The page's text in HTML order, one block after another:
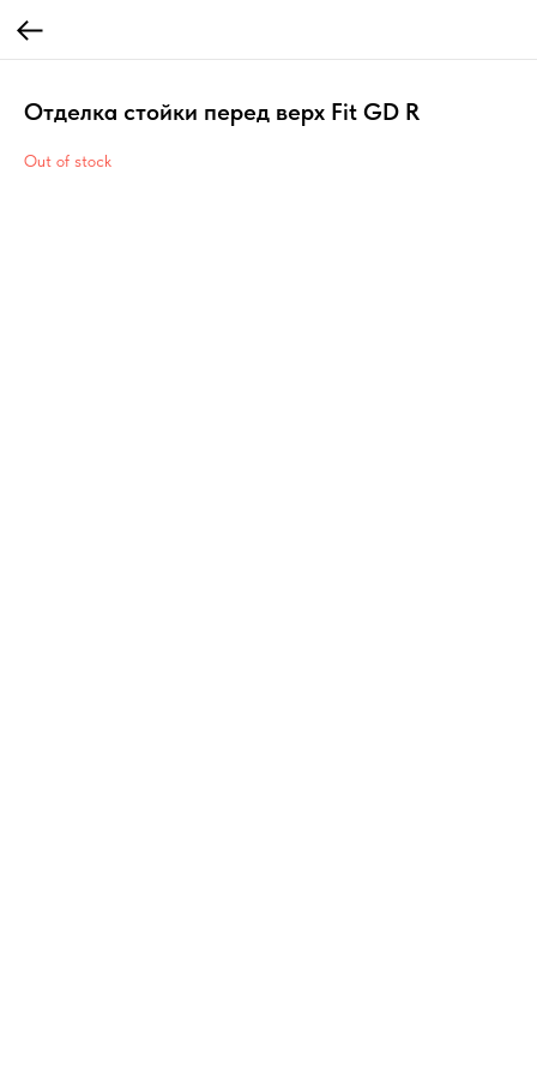
Отделка стойки перед верх Fit GD R
Out of stock